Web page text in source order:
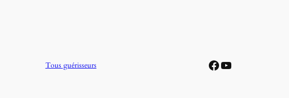
Tous guérisseurs Facebook
YouTube